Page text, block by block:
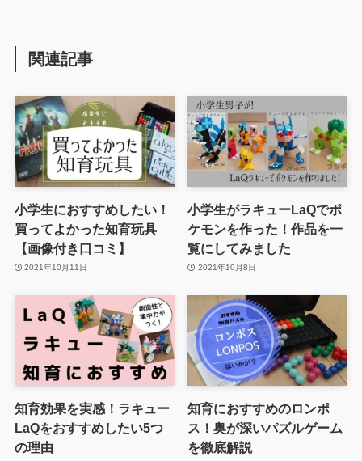
関連記事
小学生におすすめしたい！
買ってよかった知育玩具
【画像付き口コミ】
2021年10月11日
小学生がラキューLaQでポ
ケモンを作った！作品を一
覧にしてみました
2021年10月8日
知育効果を実感！ラキュー
LaQをおすすめしたい5つ
の理由
知育におすすめのロンポ
ス！奥が深いパズルゲーム
を徹底解説